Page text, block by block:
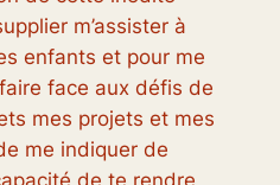
m’assister à
enfants et pour me
face aux défis de
mes projets et mes
me indiquer de